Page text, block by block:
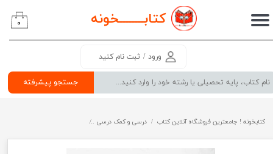
کتابــــــــخونه
جستجو پیشرفته
ورود / ثبت نام کنید
حساب کاربری من
سفارشات
۰
کتابخونه ! جامعترین فروشگاه آنلاین کتاب درسی و کمک درسی